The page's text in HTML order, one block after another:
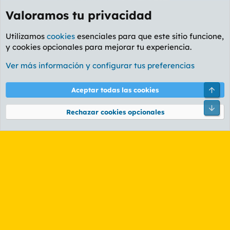
Foro Cine
Cookies
PL OLDSTYLE AMARILLO
Términos y reglas Política de privacidad Ayuda
Community platform by XenForo® © 2010-2026 XenForo Ltd.
Valoramos tu privacidad
Utilizamos cookies esenciales para que este sitio funcione,
y cookies opcionales para mejorar tu experiencia.
Ver más información y configurar tus preferencias
Aceptar todas las cookies
Rechazar cookies opcionales
Pie